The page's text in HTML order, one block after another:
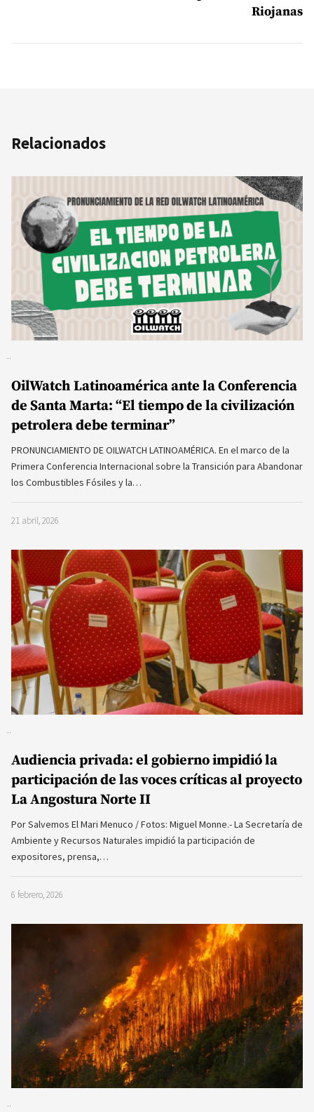
Riojanas
Relacionados
OilWatch Latinoamérica ante la Conferencia
de Santa Marta: “El tiempo de la civilización
petrolera debe terminar”
PRONUNCIAMIENTO DE OILWATCH LATINOAMÉRICA. En el marco de la
Primera Conferencia Internacional sobre la Transición para Abandonar
los Combustibles Fósiles y la…
21 abril, 2026
Audiencia privada: el gobierno impidió la
participación de las voces críticas al proyecto
La Angostura Norte II
Por Salvemos El Mari Menuco / Fotos: Miguel Monne.- La Secretaría de
Ambiente y Recursos Naturales impidió la participación de
expositores, prensa,…
6 febrero, 2026